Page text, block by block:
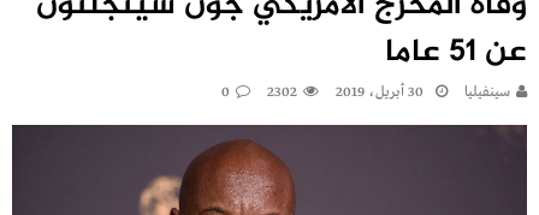
عن 51 عاما
سينفيليا 30 أبريل، 2019 2302
0